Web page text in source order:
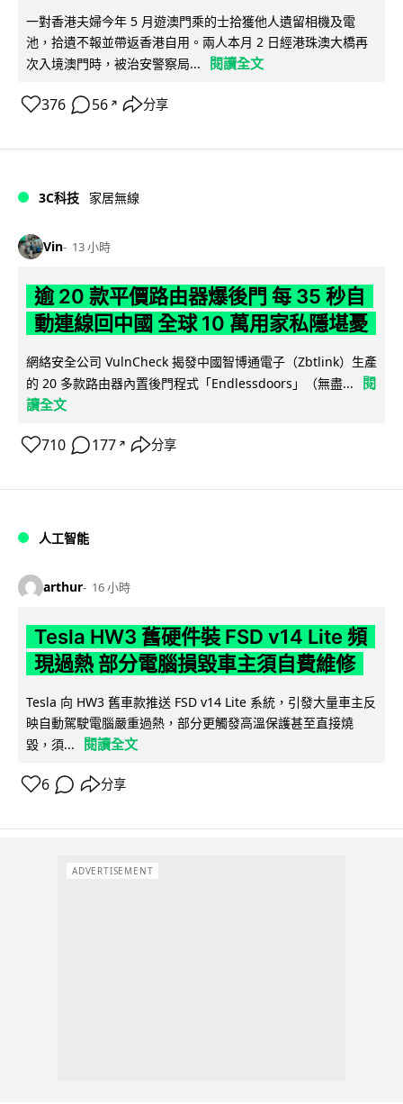
一對香港夫婦今年 5 月遊澳門乘的士拾獲他人遺留相機及電
池，拾遺不報並帶返香港自用。兩人本月 2 日經港珠澳大橋再
次入境澳門時，被治安警察局...
閱讀全文
376 56 ↗ 分享
3C科技 家居無線
Vin 13 小時
逾 20 款平價路由器爆後門 每 35 秒自
動連線回中國 全球 10 萬用家私隱堪憂
網絡安全公司 VulnCheck 揭發中國智博通電子（Zbtlink）生產
的 20 多款路由器內置後門程式「Endlessdoors」（無盡...
閱
讀全文
710 177 ↗ 分享
人工智能
arthur 16 小時
Tesla HW3 舊硬件裝 FSD v14 Lite 頻
現過熱 部分電腦損毀車主須自費維修
Tesla 向 HW3 舊車款推送 FSD v14 Lite 系統，引發大量車主反
映自動駕駛電腦嚴重過熱，部分更觸發高溫保護甚至直接燒
毀，須...
閱讀全文
6 分享
ADVERTISEMENT